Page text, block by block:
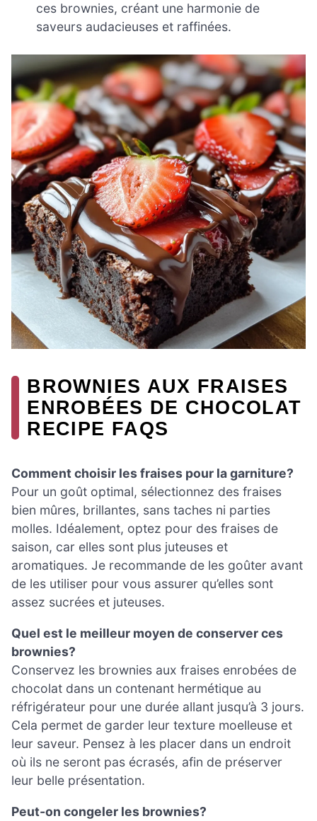
ces brownies, créant une harmonie de
saveurs audacieuses et raffinées.
BROWNIES AUX FRAISES
ENROBÉES DE CHOCOLAT
RECIPE FAQS
Comment choisir les fraises pour la garniture?
Pour un goût optimal, sélectionnez des fraises
bien mûres, brillantes, sans taches ni parties
molles. Idéalement, optez pour des fraises de
saison, car elles sont plus juteuses et
aromatiques. Je recommande de les goûter avant
de les utiliser pour vous assurer qu’elles sont
assez sucrées et juteuses.
Quel est le meilleur moyen de conserver ces
brownies?
Conservez les brownies aux fraises enrobées de
chocolat dans un contenant hermétique au
réfrigérateur pour une durée allant jusqu’à 3 jours.
Cela permet de garder leur texture moelleuse et
leur saveur. Pensez à les placer dans un endroit
où ils ne seront pas écrasés, afin de préserver
leur belle présentation.
Peut-on congeler les brownies?